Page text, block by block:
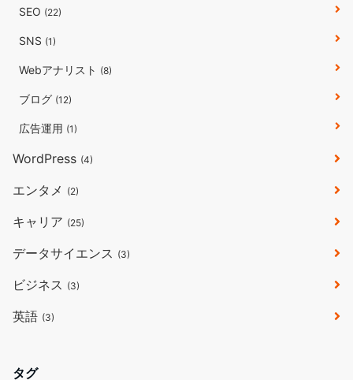
SEO (22)
SNS (1)
Webアナリスト (8)
ブログ (12)
広告運用 (1)
WordPress (4)
エンタメ (2)
キャリア (25)
データサイエンス (3)
ビジネス (3)
英語 (3)
タグ